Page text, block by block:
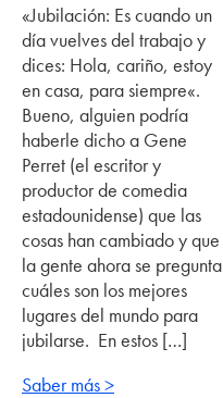
«Jubilación: Es cuando un
día vuelves del trabajo y
dices: Hola, cariño, estoy
en casa, para siempre«.
Bueno, alguien podría
haberle dicho a Gene
Perret (el escritor y
productor de comedia
estadounidense) que las
cosas han cambiado y que
la gente ahora se pregunta
cuáles son los mejores
lugares del mundo para
jubilarse. En estos […]
Saber más >